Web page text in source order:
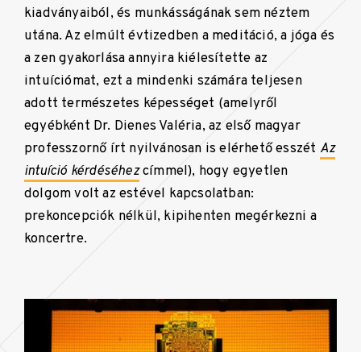
kiadványaiból, és munkásságának sem néztem
utána. Az elmúlt évtizedben a meditáció, a jóga és
a zen gyakorlása annyira kiélesítette az
intuíciómat, ezt a mindenki számára teljesen
adott természetes képességet (amelyről
egyébként Dr. Dienes Valéria, az első magyar
professzornő írt nyilvánosan is elérhető esszét Az
intuíció kérdéséhezcímmel), hogy egyetlen
dolgom volt az estével kapcsolatban:
prekoncepciók nélkül, kipihenten megérkezni a
koncertre.